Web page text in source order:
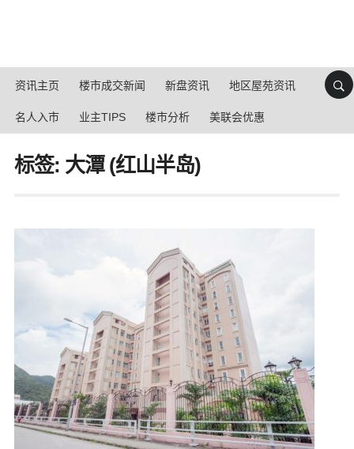
资讯主页 楼市成交新闻 新盘资讯 地区屋苑资讯
名人入市 业主TIPS 楼市分析 美联会优惠
标签: 大潭 (红山半岛)